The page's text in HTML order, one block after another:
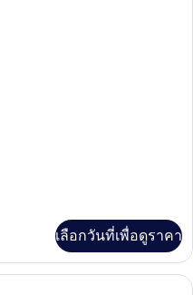
เลือกวันที่เพื่อดูราคา